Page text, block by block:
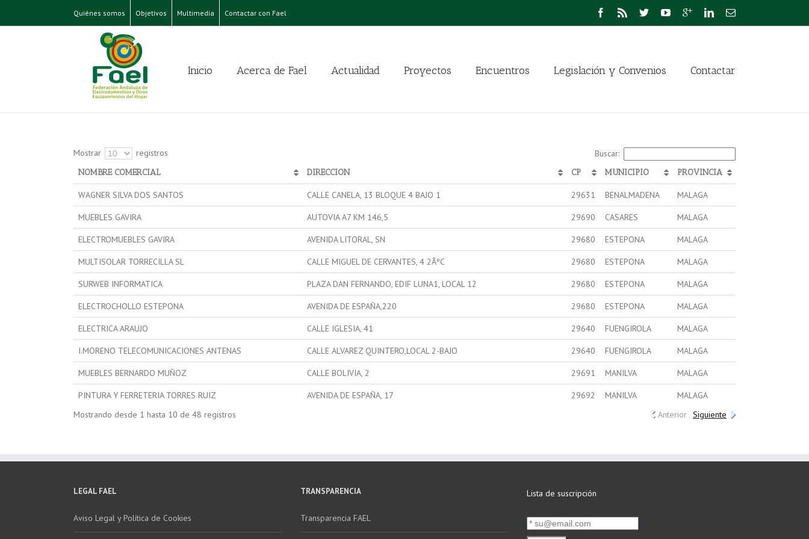
Quiénes somos Objetivos Multimedia Contactar con Fael
Inicio Acerca de Fael Actualidad Proyectos Encuentros Legislación y Convenios Contactar
Mostrar registros Buscar:
NOMBRE COMERCIAL DIRECCION CP MUNICIPIO PROVINCIA
WAGNER SILVA DOS SANTOS CALLE CANELA, 13 BLOQUE 4 BAJO 1 29631 BENALMADENA MALAGA
MUEBLES GAVIRA AUTOVIA A7 KM 146,5 29690 CASARES MALAGA
ELECTROMUEBLES GAVIRA AVENIDA LITORAL, SN 29680 ESTEPONA MALAGA
MULTISOLAR TORRECILLA SL CALLE MIGUEL DE CERVANTES, 4 2ÂºC 29680 ESTEPONA MALAGA
SURWEB INFORMATICA PLAZA DAN FERNANDO, EDIF LUNA1, LOCAL 12 29680 ESTEPONA MALAGA
ELECTROCHOLLO ESTEPONA AVENIDA DE ESPAÑA,220 29680 ESTEPONA MALAGA
ELECTRICA ARAUJO CALLE IGLESIA, 41 29640 FUENGIROLA MALAGA
I.MORENO TELECOMUNICACIONES ANTENAS CALLE ALVAREZ QUINTERO,LOCAL 2-BAJO 29640 FUENGIROLA MALAGA
MUEBLES BERNARDO MUÑOZ CALLE BOLIVIA, 2 29691 MANILVA MALAGA
PINTURA Y FERRETERIA TORRES RUIZ AVENIDA DE ESPAÑA, 17 29692 MANILVA
MALAGA
Mostrando desde 1 hasta 10 de 48 registros
Anterior Siguiente
LEGAL FAEL
Aviso Legal y Política de Cookies
TRANSPARENCIA
Transparencia FAEL
Lista de suscripción